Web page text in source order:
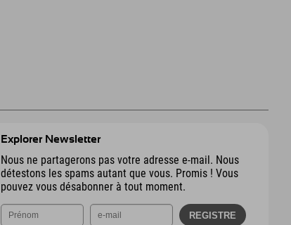
Explorer Newsletter
Nous ne partagerons pas votre adresse e-mail. Nous
détestons les spams autant que vous. Promis ! Vous
pouvez vous désabonner à tout moment.